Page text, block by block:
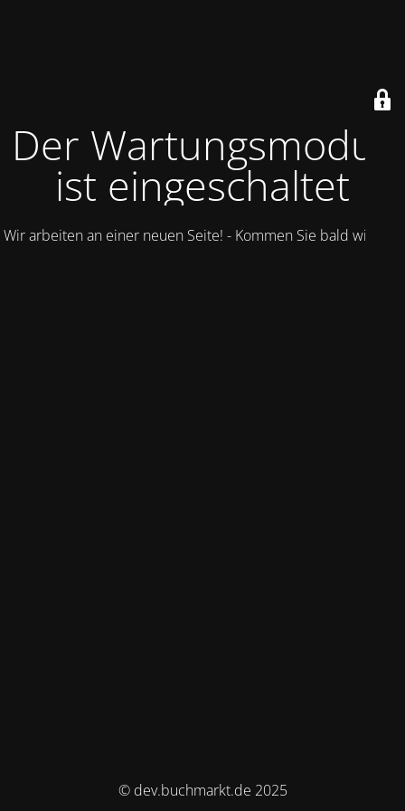
Der Wartungsmodus
ist eingeschaltet
Wir arbeiten an einer neuen Seite! - Kommen Sie bald wieder.
© dev.buchmarkt.de 2025